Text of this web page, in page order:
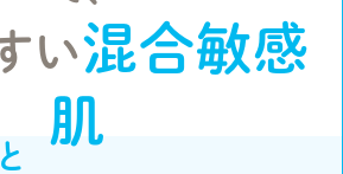
い混合敏感
肌